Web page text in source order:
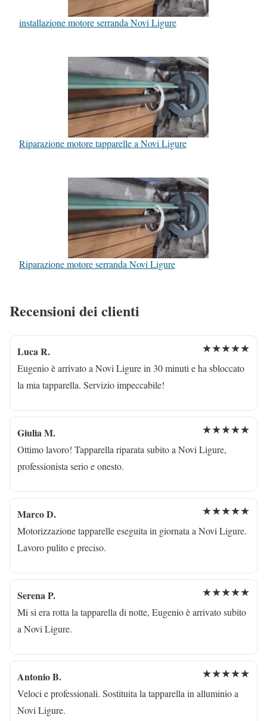
installazione motore serranda Novi Ligure
Riparazione motore tapparelle a Novi Ligure
Riparazione motore serranda Novi Ligure
Recensioni dei clienti
Luca R. ★★★★★
Eugenio è arrivato a Novi Ligure in 30 minuti e ha sbloccato
la mia tapparella. Servizio impeccabile!
Giulia M. ★★★★★
Ottimo lavoro! Tapparella riparata subito a Novi Ligure,
professionista serio e onesto.
Marco D. ★★★★★
Motorizzazione tapparelle eseguita in giornata a Novi Ligure.
Lavoro pulito e preciso.
Serena P. ★★★★★
Mi si era rotta la tapparella di notte, Eugenio è arrivato subito
a Novi Ligure.
Antonio B. ★★★★★
Veloci e professionali. Sostituita la tapparella in alluminio a
Novi Ligure.